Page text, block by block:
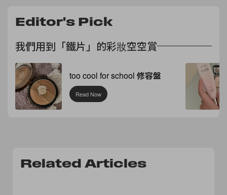
Editor's Pick
我們用到「鐵片」的彩妝空空賞
too cool for school 修容盤
Read Now
Related Articles